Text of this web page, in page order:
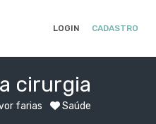
LOGIN CADASTRO
cirurgia
farias Saúde